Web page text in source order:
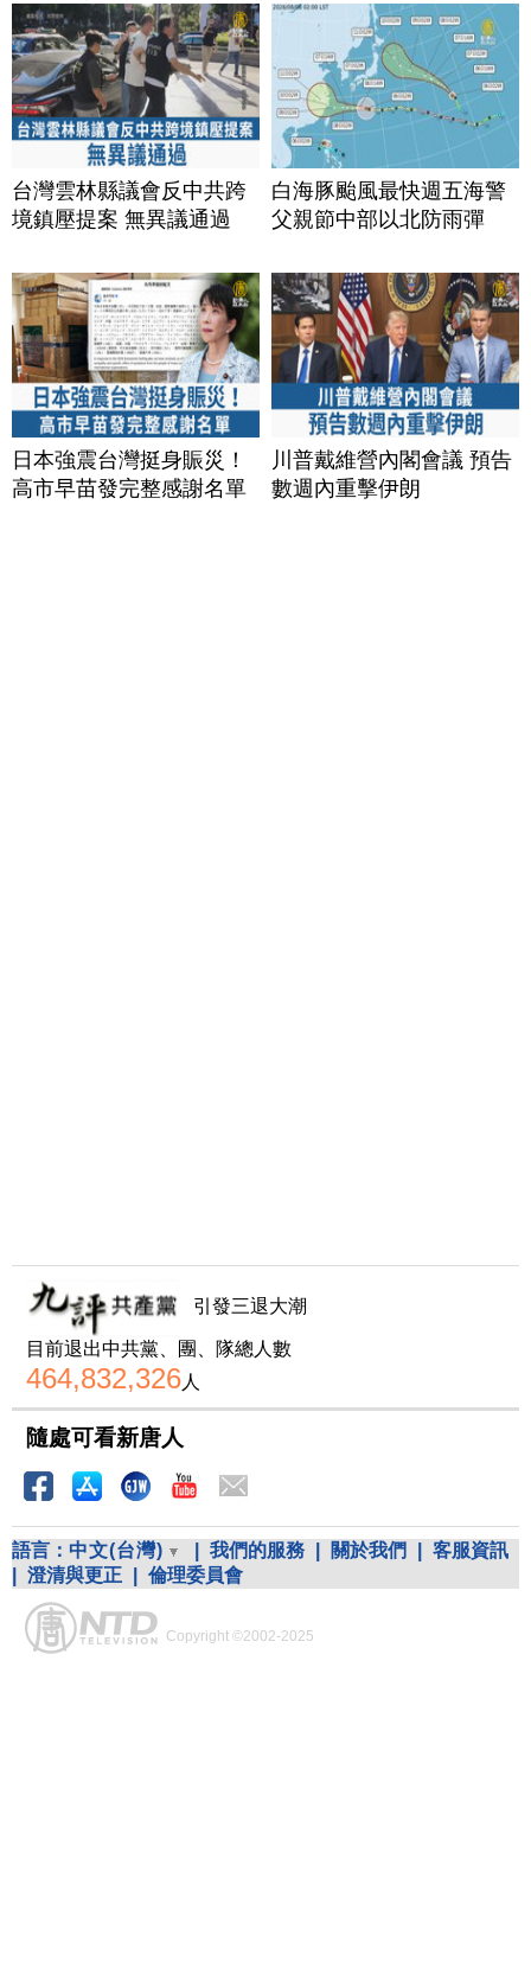
台灣雲林縣議會反中共跨
境鎮壓提案 無異議通過
白海豚颱風最快週五海警
父親節中部以北防雨彈
日本強震台灣挺身賑災！
高市早苗發完整感謝名單
川普戴維營內閣會議 預告
數週內重擊伊朗
引發三退大潮
目前退出中共黨、團、隊總人數
464,832,326人
隨處可看新唐人
語言： 中文(台灣) 我們的服務 關於我們
客服資訊
澄清與更正 倫理委員會
Copyright ©2002-2025